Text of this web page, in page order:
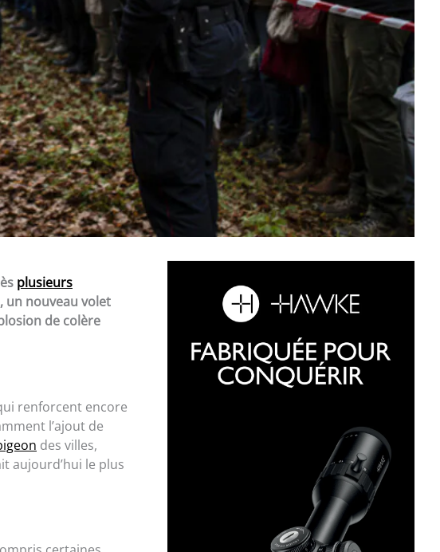
plusieurs
, un nouveau volet
de colère
renforcent encore
l’ajout de
des villes,
aujourd’hui le plus